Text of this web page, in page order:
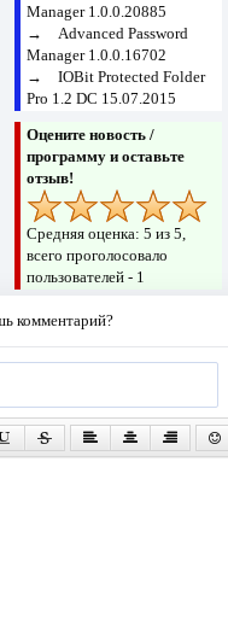
Manager 1.0.0.20885
→ Advanced Password
Manager 1.0.0.16702
→ IOBit Protected Folder
Pro 1.2 DC 15.07.2015
Оцените новость /
программу и оставьте
отзыв!
Средняя оценка: 5 из 5,
всего проголосовало
пользователей - 1
комментарий?